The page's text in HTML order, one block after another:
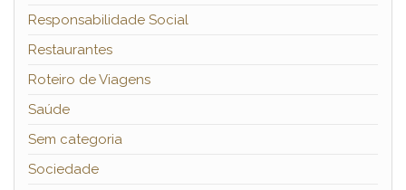
Responsabilidade Social
Restaurantes
Roteiro de Viagens
Saúde
Sem categoria
Sociedade